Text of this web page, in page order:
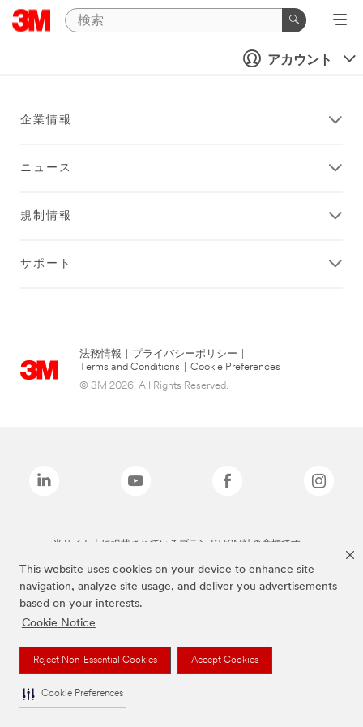
This website uses cookies on your device to enhance site
navigation, analyze site usage, and deliver you advertisements
based on your interests.
Cookie Notice
Reject Non-Essential Cookies Accept Cookies
Cookie Preferences
アカウント
企業情報
ニュース
規制情報
サポート
法務情報 プライバシーポリシー
Terms and Conditions
Cookie Preferences
© 3M 2026. All Rights Reserved.
当サイト上に掲載されているブランドは3M社の商標です。